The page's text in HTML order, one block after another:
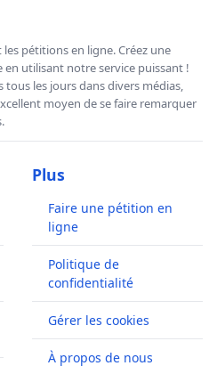
pétitions en ligne. Créez une
utilisant notre service puissant !
les jours dans divers médias,
moyen de se faire remarquer
Plus
Faire une pétition en
ligne
Politique de
confidentialité
Gérer les cookies
À propos de nous